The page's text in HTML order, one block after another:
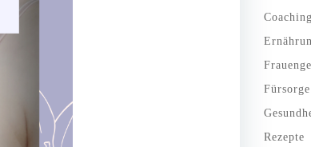
Coaching
Rezepte